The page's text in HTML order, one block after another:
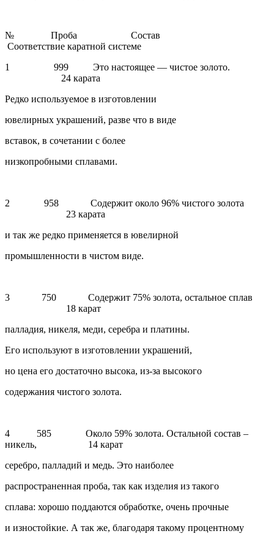
№ Проба Состав
Соответствие каратной системе
1 999 Это настоящее — чистое золото.
24 карата
Редко используемое в изготовлении
ювелирных украшений, разве что в виде
вставок, в сочетании с более
низкопробными сплавами.
2 958 Содержит около 96% чистого золота
23 карата
и так же редко применяется в ювелирной
промышленности в чистом виде.
3 750 Содержит 75% золота, остальное сплав
18 карат
палладия, никеля, меди, серебра и платины.
Его используют в изготовлении украшений,
но цена его достаточно высока, из-за высокого
содержания чистого золота.
4 585 Около 59% золота. Остальной состав –
никель, 14 карат
серебро, палладий и медь. Это наиболее
распространенная проба, так как изделия из такого
сплава: хорошо поддаются обработке, очень прочные
и изностойкие. А так же, благодаря такому процентному